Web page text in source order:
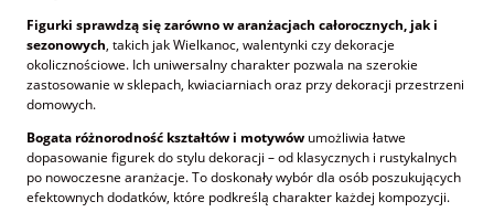
Figurki sprawdzą się zarówno w aranżacjach całorocznych, jak i
sezonowych, takich jak Wielkanoc, walentynki czy dekoracje
okolicznościowe. Ich uniwersalny charakter pozwala na szerokie
zastosowanie w sklepach, kwiaciarniach oraz przy dekoracji przestrzeni
domowych.
Bogata różnorodność kształtów i motywów umożliwia łatwe
dopasowanie figurek do stylu dekoracji – od klasycznych i rustykalnych
po nowoczesne aranżacje. To doskonały wybór dla osób poszukujących
efektownych dodatków, które podkreślą charakter każdej kompozycji.